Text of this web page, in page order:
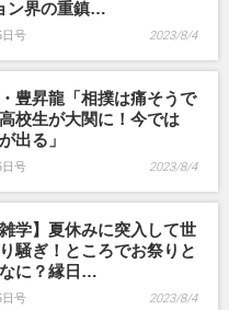
ン界の重鎮…
日号 2023/8/4
豊昇龍「相撲は痛そうで
校生が大関に！今では
出る」
日号 2023/8/4
学】夏休みに突入して世
騒ぎ！ところでお祭りと
に？縁日…
日号 2023/8/4